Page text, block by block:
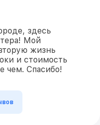
здесь
Мой
жизнь
и стоимость
чем. Спасибо!